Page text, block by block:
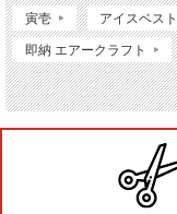
寅壱 アイスベスト
即納 エアークラフト